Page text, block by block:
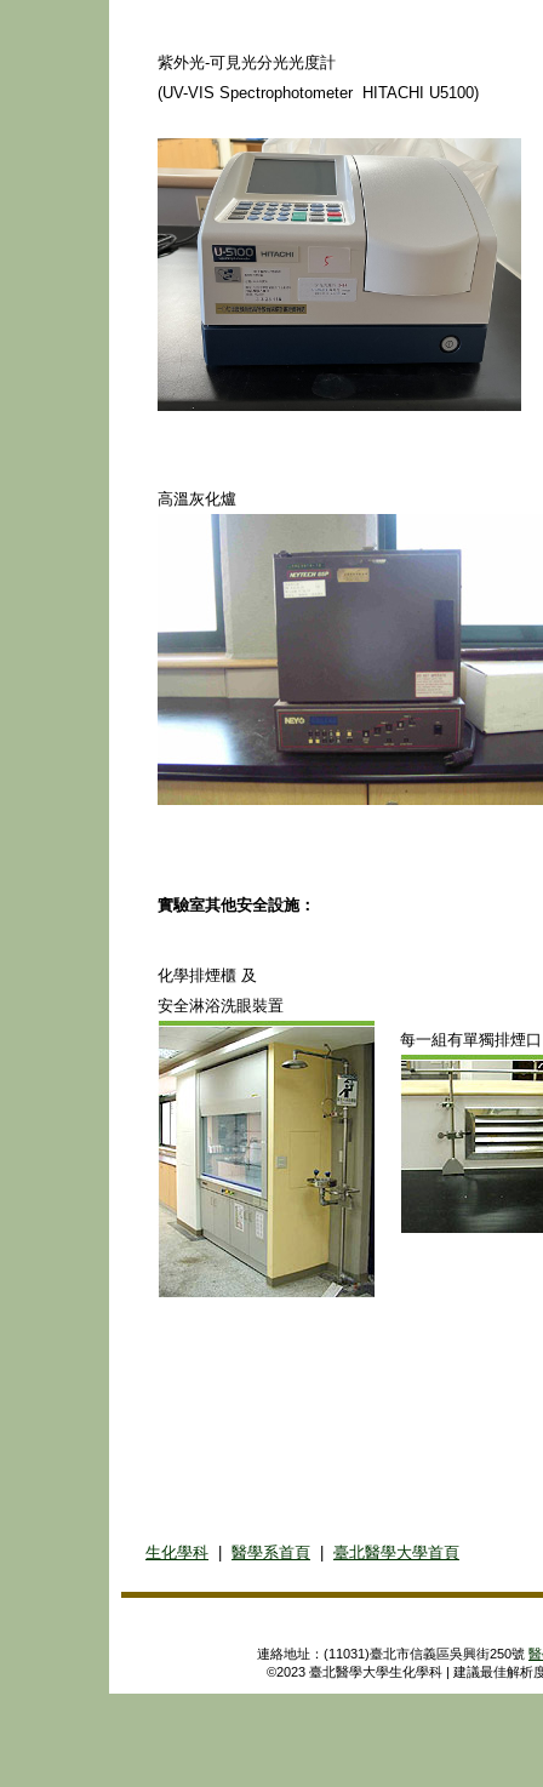
紫外光-可見光分光光度計
(UV-VIS Spectrophotometer HITACHI U5100)
高溫灰化爐
實驗室其他安全設施：
化學排煙櫃 及
安全淋浴洗眼裝置
每一組有單獨排煙口
生化學科 醫學系首頁 臺北醫學大學首頁
連絡地址：(11031)臺北市信義區吳興街250號
©2023 臺北醫學大學生化學科 | 建議最佳解